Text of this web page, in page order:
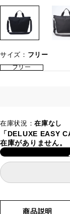
サイズ： フリー
フリー
在庫状況：在庫なし
「DELUXE EASY
在庫がありません。
商品説明